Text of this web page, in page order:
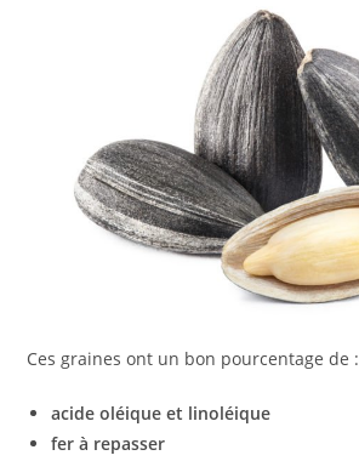
Ces graines ont un bon pourcentage de :
acide oléique et linoléique
fer à repasser